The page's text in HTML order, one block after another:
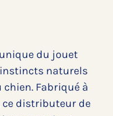
du jouet
instincts naturels
Fabriqué à
distributeur de